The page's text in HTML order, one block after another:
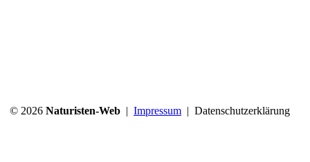
© 2026 Naturisten-Web | Impressum | Datenschutzerklärung